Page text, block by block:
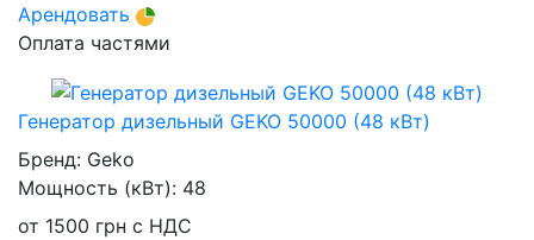
Арендовать
Оплата частями
Генератор дизельный GEKO 50000 (48 кВт)
Бренд: Geko
Мощность (кВт): 48
от 1500 грн с НДС